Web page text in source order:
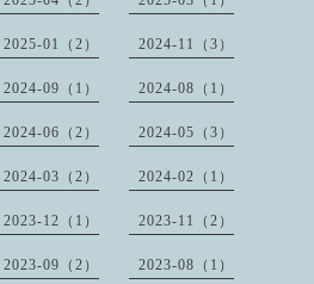
2025-01（2） 2024-11（3）
2024-09（1） 2024-08（1）
2024-06（2） 2024-05（3）
2024-03（2） 2024-02（1）
2023-12（1） 2023-11（2）
2023-09（2） 2023-08（1）